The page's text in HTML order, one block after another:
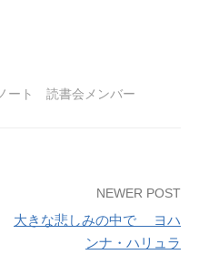
ート 読書会メンバー
NEWER POST
大きな悲しみの中で ヨハ
ンナ・ハリュラ